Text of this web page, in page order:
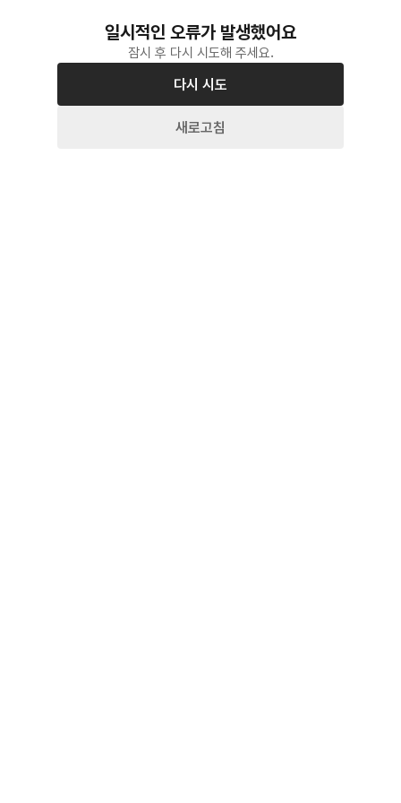
일시적인 오류가 발생했어요
잠시 후 다시 시도해 주세요.
다시 시도
새로고침